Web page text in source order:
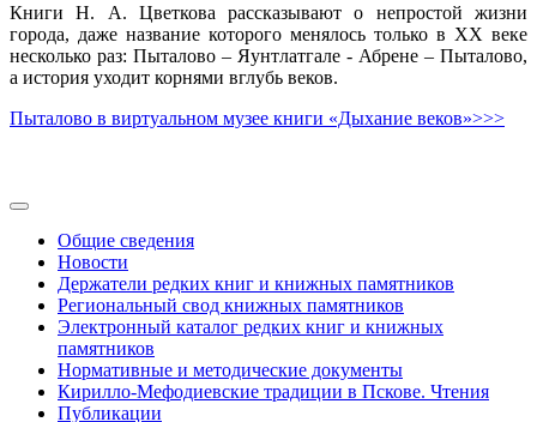
Книги Н. А. Цветкова рассказывают о непростой жизни
города, даже название которого менялось только в XX веке
несколько раз: Пыталово – Яунтлатгале - Абрене – Пыталово,
а история уходит корнями вглубь веков.
Пыталово в виртуальном музее книги «Дыхание веков»>>>
Общие сведения
Новости
Держатели редких книг и книжных памятников
Региональный свод книжных памятников
Электронный каталог редких книг и книжных
памятников
Нормативные и методические документы
Кирилло-Мефодиевские традиции в Пскове. Чтения
Публикации